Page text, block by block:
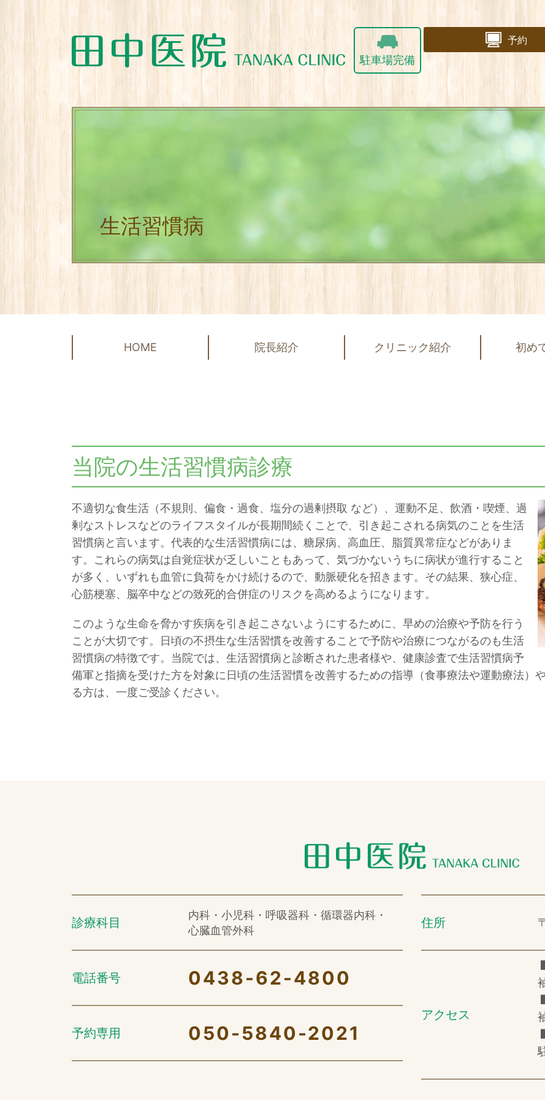
駐車場完備
予約
生活習慣病
HOME 院長紹介 クリニック紹介 初め
当院の生活習慣病診療
不適切な食生活（不規則、偏食・過食、塩分の過剰摂取 など）、運動不足、飲酒・喫煙、過
剰なストレスなどのライフスタイルが長期間続くことで、引き起こされる病気のことを生活
習慣病と言います。代表的な生活習慣病には、糖尿病、高血圧、脂質異常症などがありま
す。これらの病気は自覚症状が乏しいこともあって、気づかないうちに病状が進行すること
が多く、いずれも血管に負荷をかけ続けるので、動脈硬化を招きます。その結果、狭心症、
心筋梗塞、脳卒中などの致死的合併症のリスクを高めるようになります。
このような生命を脅かす疾病を引き起こさないようにするために、早めの治療や予防を行う
ことが大切です。日頃の不摂生な生活習慣を改善することで予防や治療につながるのも生活
習慣病の特徴です。当院では、生活習慣病と診断された患者様や、健康診査で生活習慣病予
備軍と指摘を受けた方を対象に日頃の生活習慣を改善するための指導（食事療法や運動療法）
る方は、一度ご受診ください。
診療科目
内科・小児科・呼吸器科・循環器内科・
心臓血管外科
電話番号 0438-62-4800
予約専用 050-5840-2021
住所
アクセス